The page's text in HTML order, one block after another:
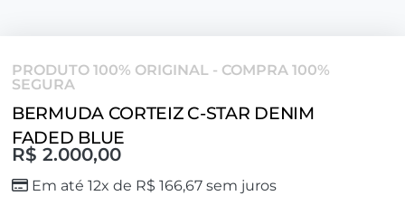
PRODUTO 100% ORIGINAL - COMPRA 100%
SEGURA
BERMUDA CORTEIZ C-STAR DENIM
FADED BLUE
R$ 2.000,00
Em até 12x de R$ 166,67 sem juros